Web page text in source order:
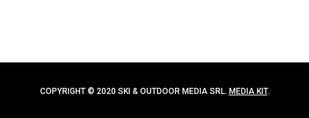
COPYRIGHT © 2020 SKI & OUTDOOR MEDIA SRL. MEDIA KIT.